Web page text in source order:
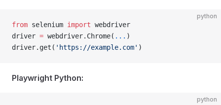
python
from selenium import webdriver
driver = webdriver.Chrome( ... )
driver.get( 'https://example.com' )
Playwright Python:
python